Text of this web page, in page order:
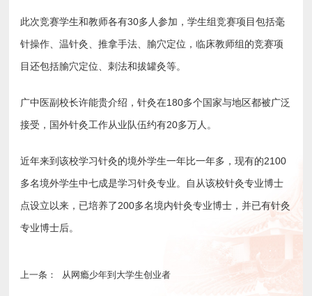
此次竞赛学生和教师各有30多人参加，学生组竞赛项目包括毫
针操作、温针灸、推拿手法、腧穴定位，临床教师组的竞赛项
目还包括腧穴定位、刺法和拔罐灸等。
广中医副校长许能贵介绍，针灸在180多个国家与地区都被广泛
接受，国外针灸工作从业队伍约有20多万人。
近年来到该校学习针灸的境外学生一年比一年多，现有的2100
多名境外学生中七成是学习针灸专业。自从该校针灸专业博士
点设立以来，已培养了200多名境内针灸专业博士，并已有针灸
专业博士后。
上一条： 从网瘾少年到大学生创业者